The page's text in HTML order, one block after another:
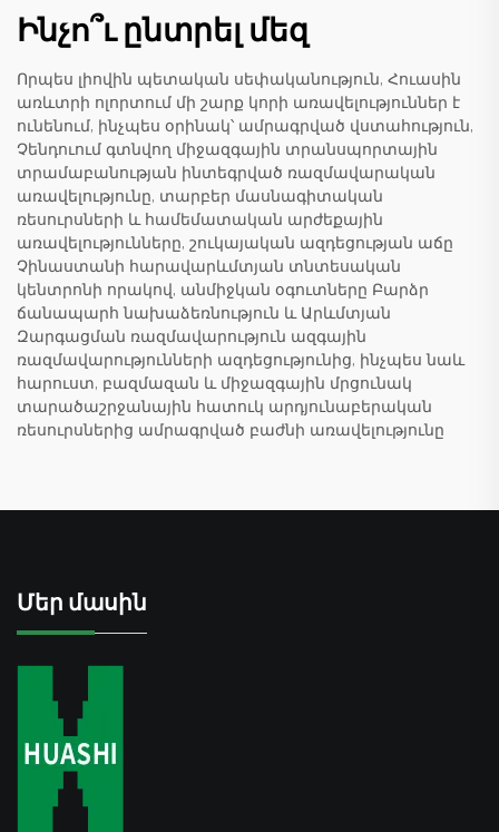
Ինչո՞ւ ընտրել մեզ
Որպես լիովին պետական սեփականություն, Հուասին
առևտրի ոլորտում մի շարք կորի առավելություններ է
ունենում, ինչպես օրինակ՝ ամրագրված վստահություն,
Չենդուում գտնվող միջազգային տրանսպորտային
տրամաբանության ինտեգրված ռազմավարական
առավելությունը, տարբեր մասնագիտական
ռեսուրսների և համեմատական արժեքային
առավելությունները, շուկայական ազդեցության աճը
Չինաստանի հարավարևմտյան տնտեսական
կենտրոնի որակով, անմիջկան օգուտները Բարձր
ճանապարհ նախաձեռնություն և Արևմտյան
Զարգացման ռազմավարություն ազգային
ռազմավարությունների ազդեցությունից, ինչպես նաև
հարուստ, բազմազան և միջազգային մրցունակ
տարածաշրջանային հատուկ արդյունաբերական
ռեսուրսներից ամրագրված բաժնի առավելությունը
Մեր մասին